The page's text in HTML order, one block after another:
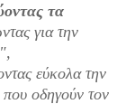
τα
για την
εύκολα την
που οδηγούν τον